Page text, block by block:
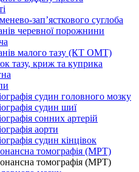
зап’ясткового суглоба
черевної порожнини
малого тазу (КТ ОМТ)
тазу, криж та куприка
судин головного мозку
судин шиї
сонних артерій
аорти
судин кінцівок
томографія (МРТ)
томографія (МРТ)